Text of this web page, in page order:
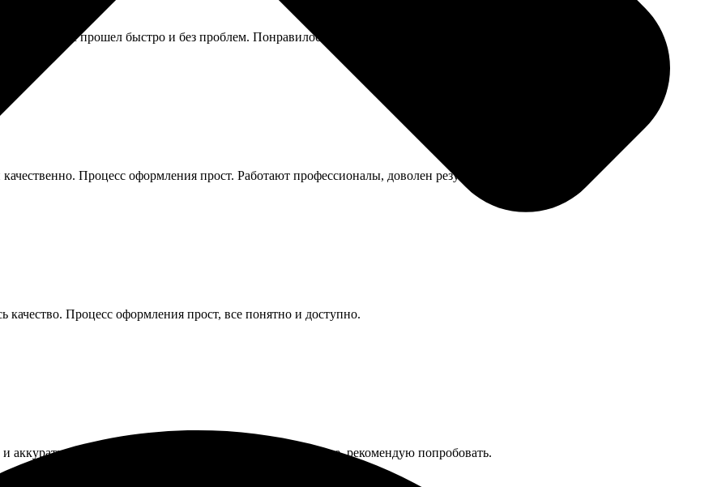
Весь процесс прошел быстро и без проблем. Понравилось, что можно выбрать дизайн, а доставка была оперативной.
Процесс оформления прост. Работают профессионалы, доволен результатом! Рекомендую!
качество. Процесс оформления прост, все понятно и доступно.
аккуратно. Радует качество и яркие цвета. Цены приятные, рекомендую попробовать.